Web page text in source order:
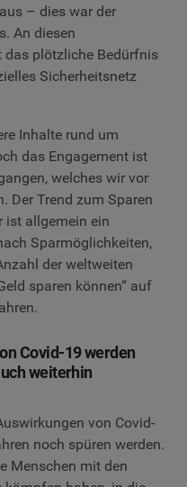
– dies war der
An diesen
das plötzliche Bedürfnis
Sicherheitsnetz
Inhalte rund um
das Engagement ist
welches wir vor
Der Trend zum Sparen
ist allgemein ein
Sparmöglichkeiten,
der weltweiten
sparen können“ auf
Covid-19 werden
weiterhin
von Covid-
noch spüren werden.
Menschen mit den